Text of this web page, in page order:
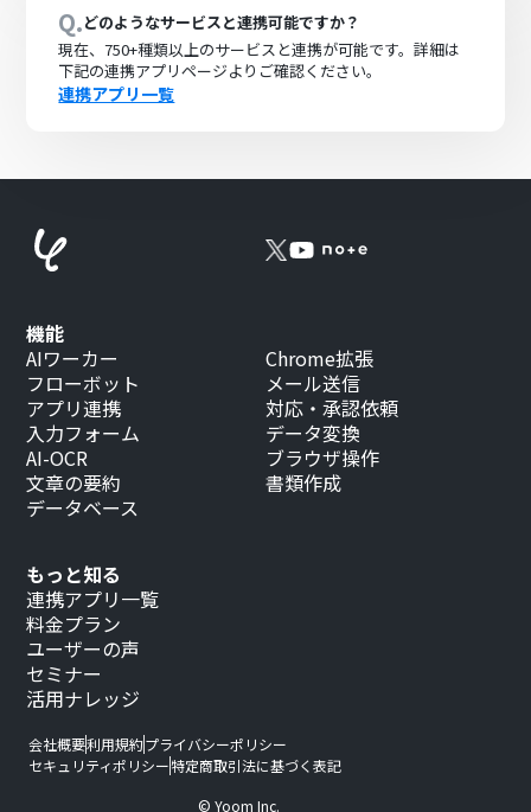
Q.どのようなサービスと連携可能ですか？
現在、750+種類以上のサービスと連携が可能です。詳細は
下記の連携アプリページよりご確認ください。
連携アプリ一覧
もっと知る
連携アプリ一覧
料金プラン
ユーザーの声
セミナー
活用ナレッジ
機能
AIワーカー
フローボット
アプリ連携
入力フォーム
AI-OCR
文章の要約
データベース
Chrome拡張
メール送信
対応・承認依頼
データ変換
ブラウザ操作
書類作成
会社概要利用規約プライバシーポリシー
セキュリティポリシー特定商取引法に基づく表記
© Yoom Inc.